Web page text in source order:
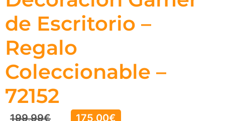
de Escritorio –
Regalo
Coleccionable –
72152
199,99€ 175,00€